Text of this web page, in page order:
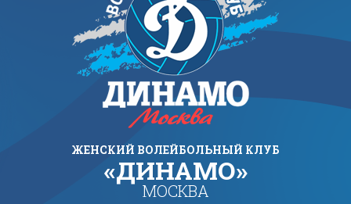
ЖЕНСКИЙ ВОЛЕЙБОЛЬНЫЙ КЛУБ
«ДИНАМО»
МОСКВА